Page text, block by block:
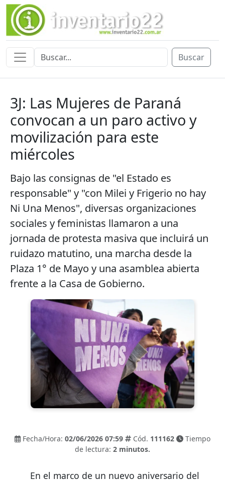
Buscar
3J: Las Mujeres de Paraná
convocan a un paro activo y
movilización para este
miércoles
Bajo las consignas de "el Estado es
responsable" y "con Milei y Frigerio no hay
Ni Una Menos", diversas organizaciones
sociales y feministas llamaron a una
jornada de protesta masiva que incluirá un
ruidazo matutino, una marcha desde la
Plaza 1° de Mayo y una asamblea abierta
frente a la Casa de Gobierno.
Fecha/Hora: 02/06/2026 07:59 Cód. 111162
Tiempo
de lectura: 2 minutos.